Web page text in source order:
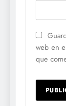
web en
que